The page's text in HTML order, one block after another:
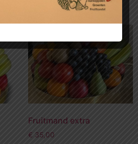
Fruitmand extra
€ 35,00